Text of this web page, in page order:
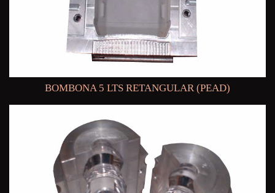
BOMBONA 5 LTS RETANGULAR (PEAD)